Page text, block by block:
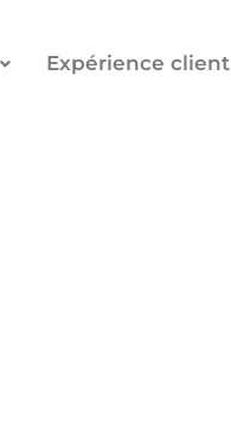
Expérience client